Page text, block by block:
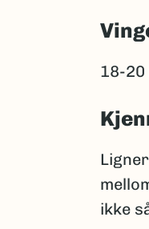
18-20
ikke